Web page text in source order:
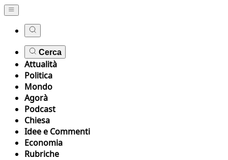
Cerca
Attualità
Politica
Mondo
Agorà
Podcast
Chiesa
Idee e Commenti
Economia
Rubriche